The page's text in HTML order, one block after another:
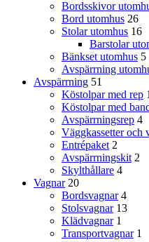
Bordsskivor
Bord utomhus 26
Stolar utomhus 16
Barstolar
Bänkset utomhus 5
Avspärrning
Avspärrning 51
Köstolpar med rep
Köstolpar med
Avspärrningsrep 4
Väggkassetter och
Entrépaket 2
Avspärrningskit 2
Skylthållare 4
Vagnar 20
Bordsvagnar 4
Stolsvagnar 13
Klädvagnar 1
Transportvagnar 1